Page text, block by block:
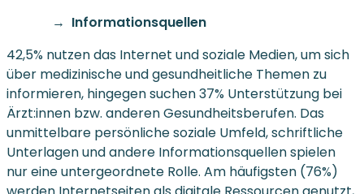
Informationsquellen
42,5% nutzen das Internet und soziale Medien, um sich
über medizinische und gesundheitliche Themen zu
informieren, hingegen suchen 37% Unterstützung bei
Ärzt:innen bzw. anderen Gesundheitsberufen. Das
unmittelbare persönliche soziale Umfeld, schriftliche
Unterlagen und andere Informationsquellen spielen
nur eine untergeordnete Rolle. Am häufigsten (76%)